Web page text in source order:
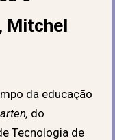
, Mitchel
da educação
do
Tecnologia de